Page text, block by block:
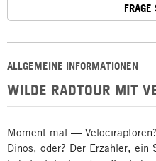
ALLGEMEINE INFORMATIONEN
WILDE RADTOUR MIT
Moment mal —
Dinos, oder? Der Erzähler,